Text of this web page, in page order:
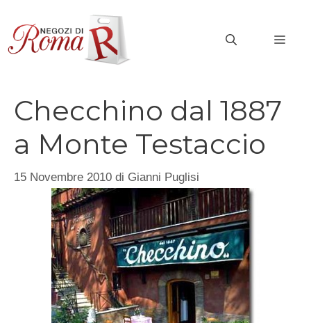
contenuto
Checchino dal 1887
a Monte Testaccio
15 Novembre 2010 di Gianni Puglisi